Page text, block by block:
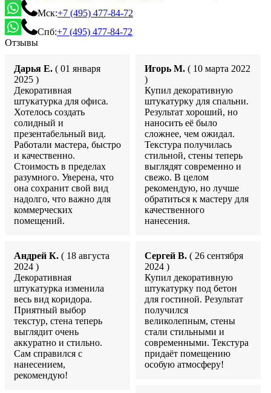
Мск:+7 (495) 477-84-72
Спб:+7 (495) 477-84-72
Отзывы
Дарья Е. ( 01 января
2025 )
Декоративная
штукатурка для офиса.
Хотелось создать
солидный и
презентабельный вид.
Работали мастера, быстро
и качественно.
Стоимость в пределах
разумного. Уверена, что
она сохранит свой вид
надолго, что важно для
коммерческих
помещений.
Андрей К. ( 18 августа
2024 )
Декоративная
штукатурка изменила
весь вид коридора.
Приятный выбор
текстур, стена теперь
выглядит очень
аккуратно и стильно.
Сам справился с
нанесением,
рекомендую!
Игорь М. ( 10 марта 2022
)
Купил декоративную
штукатурку для спальни.
Результат хороший, но
наносить её было
сложнее, чем ожидал.
Текстура получилась
стильной, стены теперь
выглядят современно и
свежо. В целом
рекомендую, но лучше
обратиться к мастеру для
качественного
нанесения.
Сергей В. ( 26 сентября
2024 )
Купил декоративную
штукатурку под бетон
для гостиной. Результат
получился
великолепным, стены
стали стильными и
современными. Текстура
придаёт помещению
особую атмосферу!